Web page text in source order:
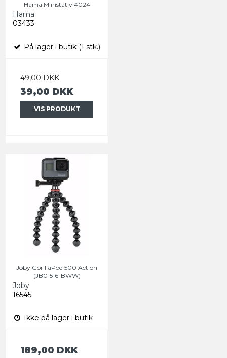
Hama Ministativ 4024
Hama
03433
På lager i butik (1 stk.)
49,00 DKK
39,00 DKK
VIS PRODUKT
Joby GorillaPod 500 Action
(JB01516-BWW)
Joby
16545
Ikke på lager i butik
189,00 DKK